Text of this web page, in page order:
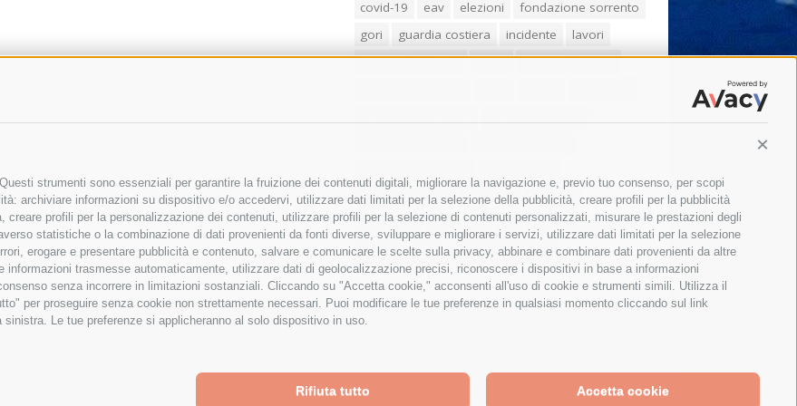
strumenti sono essenziali per garantire la fruizione dei contenuti digitali, migliorare la navigazione e, previo tuo consenso, per scopi
archiviare informazioni su dispositivo e/o accedervi, utilizzare dati limitati per la selezione della pubblicità, creare profili per la pubblicità
profili per la personalizzazione dei contenuti, utilizzare profili per la selezione di contenuti personalizzati, misurare le prestazioni degli
statistiche o la combinazione di dati provenienti da fonti diverse, sviluppare e migliorare i servizi, utilizzare dati limitati per la selezione
erogare e presentare pubblicità e contenuto, salvare e comunicare le scelte sulla privacy, abbinare e combinare dati provenienti da altre
trasmesse automaticamente, utilizzare dati di geolocalizzazione precisi, riconoscere i dispositivi in base a informazioni
senza incorrere in limitazioni sostanziali. Cliccando su "Accetta cookie," acconsenti all'uso di cookie e strumenti simili. Utilizza il
per proseguire senza cookie non strettamente necessari. Puoi modificare le tue preferenze in qualsiasi momento cliccando sul link
Le tue preferenze si applicheranno al solo dispositivo in uso.
Accetta cookie
Rifiuta tutto
covid-19 eav elezioni
fondazione sorrento
gori
guardia costiera incidente
lavori
lorenzo balducelli
mare
massa lubrense
sindaco cuomo
sorrento
studenti
temporali
treni turismo
Vico Equense
villa fiorentino
vincenzo de luca